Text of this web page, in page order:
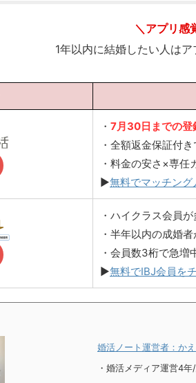
＼アプリ感
1年以内に結婚したい人は
・ 7月30日までの
・全額返金保証付き
・料金の安さ×専任
▶︎無料でマッチング
・ハイクラス会員
・半年以内の成婚
・会員数3桁で急増
▶︎無料でIBJ会員を
婚活ノート運営者：か
・婚活メディア運営4年/